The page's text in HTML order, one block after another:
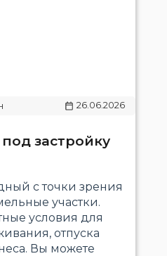
26.06.2026
застройку
с точки зрения
участки.
условия для
отпуска
Вы можете